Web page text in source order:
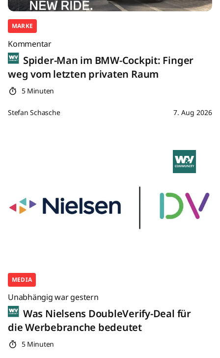
MARKE
Kommentar
Spider-Man im BMW-Cockpit: Finger
weg vom letzten privaten Raum
5 Minuten
Stefan Schasche 7. Aug 2026
MEDIA
Unabhängig war gestern
Was Nielsens DoubleVerify-Deal für
die Werbebranche bedeutet
5 Minuten